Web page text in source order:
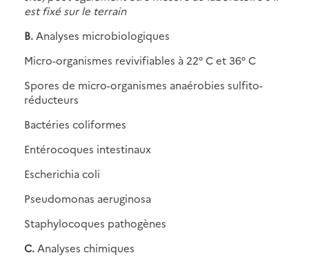
est fixé sur le terrain
B. Analyses microbiologiques
Micro-organismes revivifiables à 22° C et 36° C
Spores de micro-organismes anaérobies sulfito-
réducteurs
Bactéries coliformes
Entérocoques intestinaux
Escherichia coli
Pseudomonas aeruginosa
Staphylocoques pathogènes
C. Analyses chimiques